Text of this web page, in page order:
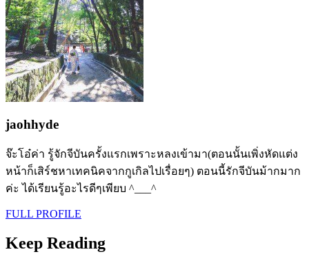
jaohhyde
จ๊ะโอ๋ค่า รู้จักจีบันครั้งแรกเพราะหลงเข้ามา(ตอนนั้นเพิ่งหัดแต่ง
หน้าก็เสิร์ชหาเทคนิคจากกูเกิลไปเรื่อยๆ) ตอนนี้รักจีบันม้ากมาก
ค่ะ ได้เรียนรู้อะไรดีๆเพียบ ^___^
FULL PROFILE
Keep Reading